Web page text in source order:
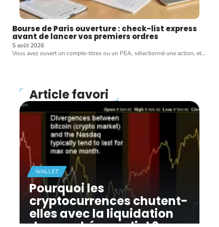
Bourse de Paris ouverture : check-list express
avant de lancer vos premiers ordres
5 août 2026
Vous avez ouvert un compte-titres ou un PEA, sélectionné une action, et…
Article favori
WALLET
Pourquoi les
cryptocurrences chutent-
elles avec la liquidation